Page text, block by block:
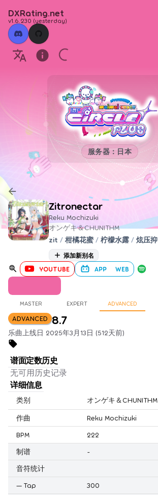
DXRating.net
v1.6.230 (yesterday)
服务器：日本
Zitronectar
Reku Mochizuki
オンゲキ＆CHUNITHM
zit / 柑橘花蜜 / 柠檬水露 / 炫压抑
添加新别名
YOUTUBE APP WEB
MASTER EXPERT ADVANCED
ADVANCED 8.7
乐曲上线日 2025年3月13日 (512天前)
谱面定数历史
无可用历史记录
详细信息
类别 オンゲキ＆CHUNITHM
作曲
Reku Mochizuki
BPM
222
制谱
-
音符统计
— Tap
300